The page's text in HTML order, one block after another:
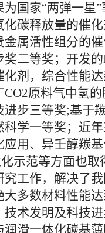
国家“两弹一星”
碳释放量的催
属活性组分的
二等奖；开发
剂，综合性能
原料气中氢
步三等奖;基于
学一等奖；近
用、异壬醇羰
示范等方面也取
工作，解决了
多数材料性能
术发明及科技
滑一体化碳基